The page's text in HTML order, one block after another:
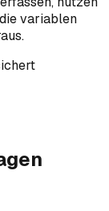
variablen